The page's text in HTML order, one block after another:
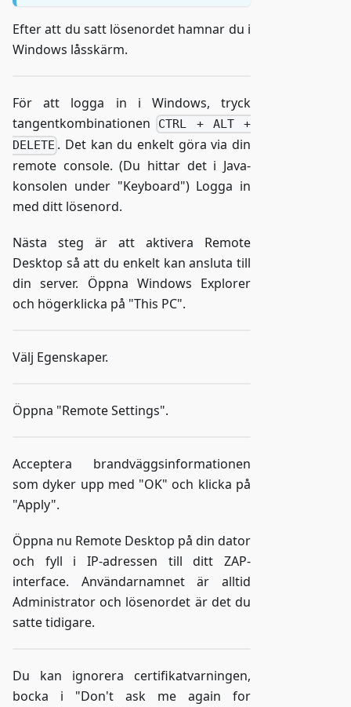
Efter att du satt lösenordet hamnar du i
Windows låsskärm.
För att logga in i Windows, tryck
tangentkombinationen
CTRL + ALT +
DELETE . Det kan du enkelt göra via din
remote console. (Du hittar det i Java-
konsolen under "Keyboard") Logga in
med ditt lösenord.
Nästa steg är att aktivera Remote
Desktop så att du enkelt kan ansluta till
din server. Öppna Windows Explorer
och högerklicka på "This PC".
Välj Egenskaper.
Öppna "Remote Settings".
Acceptera brandväggsinformationen
som dyker upp med "OK" och klicka på
"Apply".
Öppna nu Remote Desktop på din dator
och fyll i IP-adressen till ditt ZAP-
interface. Användarnamnet är alltid
Administrator och lösenordet är det du
satte tidigare.
Du kan ignorera certifikatvarningen,
bocka i "Don't ask me again for